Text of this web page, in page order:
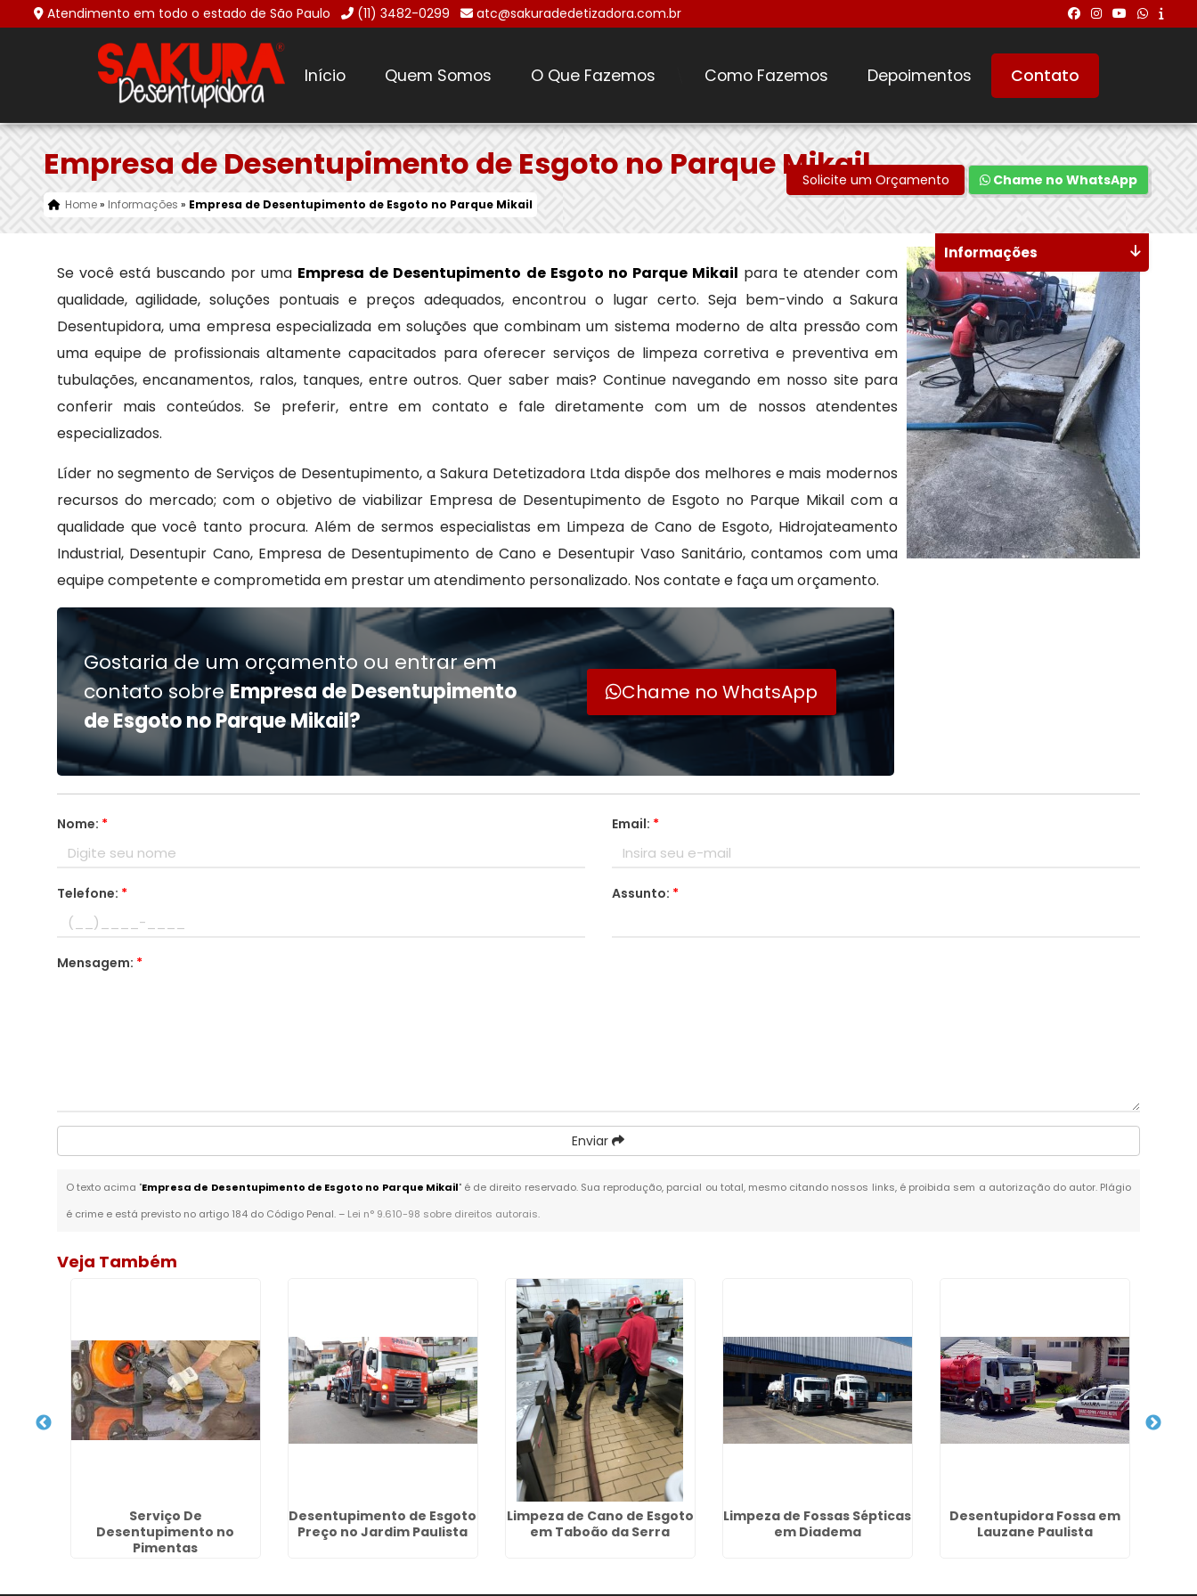
Atendimento em todo o estado de São Paulo (11) 3482-0299 atc@sakuradedetizadora.com.br
Início Quem Somos O Que Fazemos Como Fazemos Depoimentos Contato
Empresa de Desentupimento de Esgoto no Parque Mikail
Home» Informações » Empresa de Desentupimento de Esgoto no Parque Mikail
Solicite um Orçamento Chame no WhatsApp
Se você está buscando por uma Empresa de Desentupimento de Esgoto no Parque Mikail para te atender com
qualidade, agilidade, soluções pontuais e preços adequados, encontrou o lugar certo. Seja bem-vindo a Sakura
Desentupidora, uma empresa especializada em soluções que combinam um sistema moderno de alta pressão com
uma equipe de profissionais altamente capacitados para oferecer serviços de limpeza corretiva e preventiva em
tubulações, encanamentos, ralos, tanques, entre outros. Quer saber mais? Continue navegando em nosso site para
conferir mais conteúdos. Se preferir, entre em contato e fale diretamente com um de nossos atendentes
especializados.
Líder no segmento de Serviços de Desentupimento, a Sakura Detetizadora Ltda dispõe dos melhores e mais modernos
recursos do mercado; com o objetivo de viabilizar Empresa de Desentupimento de Esgoto no Parque Mikail com a
qualidade que você tanto procura. Além de sermos especialistas em Limpeza de Cano de Esgoto, Hidrojateamento
Industrial, Desentupir Cano, Empresa de Desentupimento de Cano e Desentupir Vaso Sanitário, contamos com uma
equipe competente e comprometida em prestar um atendimento personalizado. Nos contate e faça um orçamento.
Gostaria de um orçamento ou entrar em
contato sobreEmpresa de Desentupimento
de Esgoto no Parque Mikail?
Chame no WhatsApp
Nome: * Email: *
Telefone: * Assunto: *
Mensagem: *
Enviar
O texto acima "Empresa de Desentupimento de Esgoto no Parque Mikail" é de direito reservado. Sua reprodução, parcial ou total, mesmo citando nossos links, é proibida sem a autorização do autor. Plágio
é crime e está previsto no artigo 184 do Código Penal. – Lei n° 9.610-98 sobre direitos autorais.
Informações
Veja Também
Serviço De
Desentupimento no
Pimentas
Desentupimento de Esgoto
Preço no Jardim Paulista
Limpeza de Cano de Esgoto
em Taboão da Serra
Limpeza de Fossas Sépticas
em Diadema
Desentupidora Fossa em
Lauzane Paulista